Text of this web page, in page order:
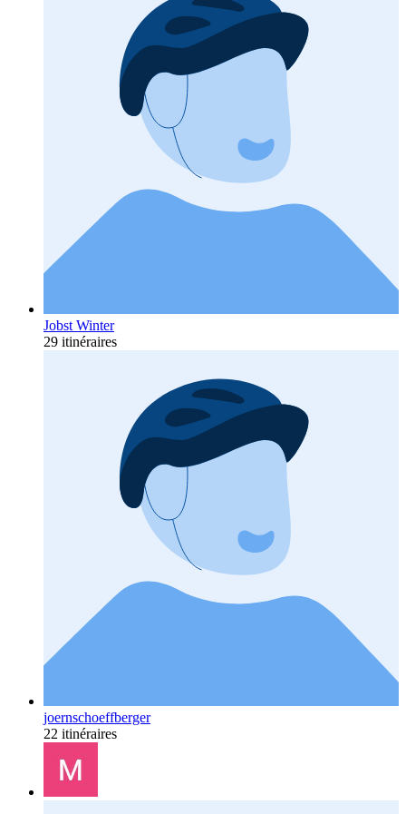
Jobst Winter
29 itinéraires
joernschoeffberger
22 itinéraires